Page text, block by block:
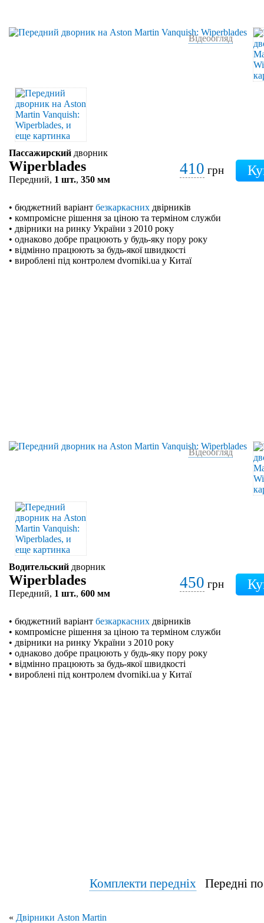
Відеоогляд
Пассажирский дворник
Wiperblades
Передний, 1 шт., 350 мм
410 грн
• бюджетний варіант безкаркасних двірників
• компромісне рішення за ціною та терміном служби
• двірники на ринку України з 2010 року
• однаково добре працюють у будь-яку пору року
• відмінно працюють за будь-якої швидкості
• вироблені під контролем dvorniki.ua у Китаї
Відеоогляд
Водительский дворник
Wiperblades
Передний, 1 шт., 600 мм
450 грн
• бюджетний варіант безкаркасних двірників
• компромісне рішення за ціною та терміном служби
• двірники на ринку України з 2010 року
• однаково добре працюють у будь-яку пору року
• відмінно працюють за будь-якої швидкості
• вироблені під контролем dvorniki.ua у Китаї
Комплекти передніхПередні
« Двірники Aston Martin